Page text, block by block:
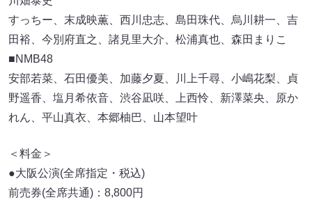
すっちー、末成映薫、西川忠志、島田珠代、烏川耕一、吉
田裕、今別府直之、諸見里大介、松浦真也、森田まりこ
■NMB48
安部若菜、石田優美、加藤夕夏、川上千尋、小嶋花梨、貞
野遥香、塩月希依音、渋谷凪咲、上西怜、新澤菜央、原か
れん、平山真衣、本郷柚巴、山本望叶
＜料金＞
●大阪公演(全席指定・税込)
前売券(全席共通)：8,800円